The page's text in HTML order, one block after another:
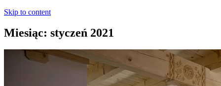
Skip to content
Miesiąc: styczeń 2021